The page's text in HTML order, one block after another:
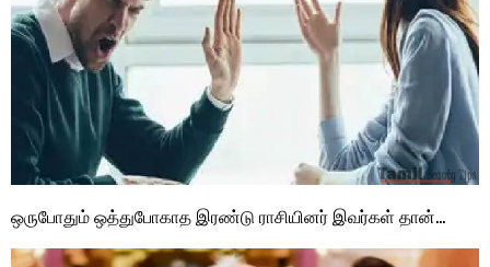
ஒருபோதும் ஒத்துபோகாத இரண்டு ராசியினர் இவர்கள் தான்…